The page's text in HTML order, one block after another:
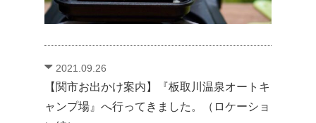
2021.09.26
【関市お出かけ案内】『板取川温泉オートキ
ャンプ場』へ行ってきました。（ロケーショ